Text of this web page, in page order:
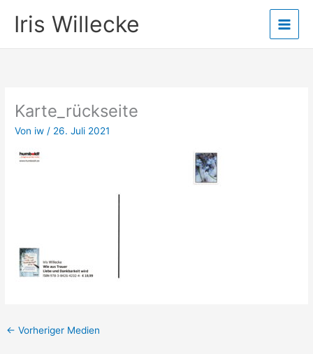
InhaltIris Willecke
Karte_rückseite
Von iw / 26. Juli 2021
← Vorheriger Medien